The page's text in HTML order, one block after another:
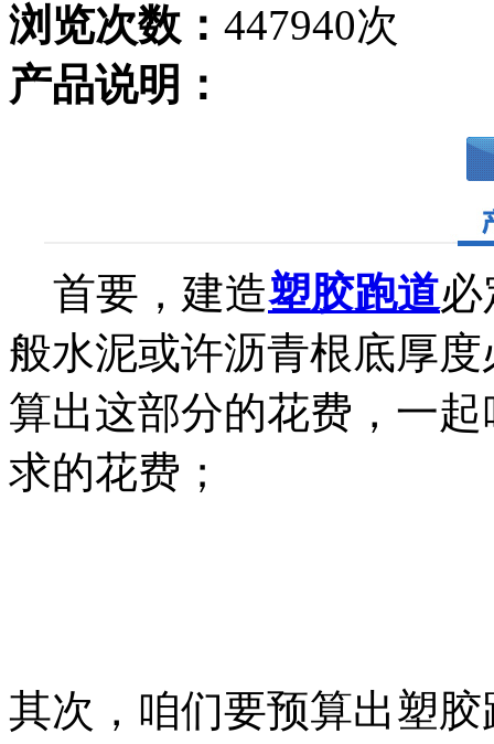
浏览次数： 447940次
产品说明：
首要，建造塑胶跑道
般水泥或许沥青根底厚
算出这部分的花费，一
求的花费；
其次，咱们要预算出塑